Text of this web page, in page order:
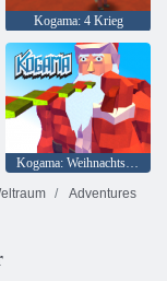
Kogama: 4 Krieg
Kogama: Weihnachtsparkour
Adventures